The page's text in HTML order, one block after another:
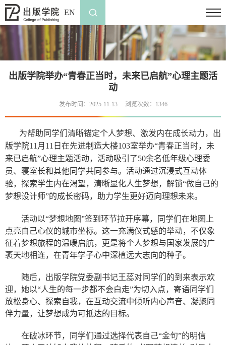
EN
出版学院举办“青春正当时，未来已启航”心理主题活
动
发布时间：2025-11-13 浏览次数： 1346
为帮助同学们清晰锚定个人梦想、激发内在成长动力，出
版学院11月11日在先进制造大楼103室举办“青春正当时，未
来已启航”心理主题活动，活动吸引了50余名低年级心理委
员、寝室长和其他同学共同参与。活动通过沉浸式互动体
验，探索学生内在渴望，清晰显化人生梦想，解锁“做自己的
梦想设计师”的成长密码，助力学生更好迈向理想未来。
活动以“梦想地图”签到环节拉开序幕，同学们在地图上
点亮自己心仪的城市坐标。这一充满仪式感的举动，不仅象
征着梦想旅程的温暖启航，更是将个人梦想与国家发展的广
袤天地相连，在青年学子心中深植远大志向的种子。
随后，出版学院党委副书记王蕊对同学们的到来表示欢
迎，她以“人生的每一步都不会白走”为切入点，寄语同学们
放松身心、探索自我，在互动交流中倾听内心声音、凝聚同
伴力量，让梦想成为可抵达的目标。
在破冰环节，同学们通过选择代表自己“金句”的明信